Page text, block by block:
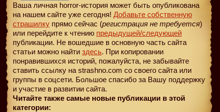
Ваша личная horror-история может быть опубликована
на нашем сайте уже сегодня! Добавьте собственную
страшилку прямо сейчас (регистрация не требуется)
или перейдите к чтению предыдущей/следующей
публикации. Не вошедшие в основную часть сайта
статьи можно найти здесь. При копировании
понравившихся историй, пожалуйста, не забывайте
ставить ссылку на strashno.com со своего сайта или
группы в соцсети. Большое спасибо за Вашу поддержку
и участие в развитии сайта.
Читайте также самые новые публикации в этой
категории: